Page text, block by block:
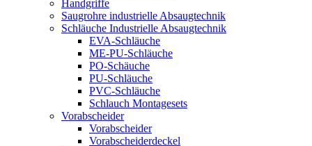
Handgriffe
Saugrohre industrielle Absaugtechnik
Schläuche Industrielle Absaugtechnik
EVA-Schläuche
ME-PU-Schläuche
PO-Schäuche
PU-Schläuche
PVC-Schläuche
Schlauch Montagesets
Vorabscheider
Vorabscheider
Vorabscheiderdeckel